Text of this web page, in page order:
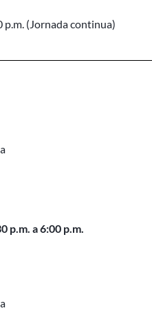
p.m. (Jornada continua)
p.m. a 6:00 p.m.